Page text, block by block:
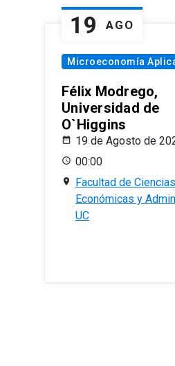
19 AGO
Microeconomía
Félix Modrego,
Universidad de
O`Higgins
19 de Agosto de
00:00
Facultad de Ciencias
Económicas y
UC